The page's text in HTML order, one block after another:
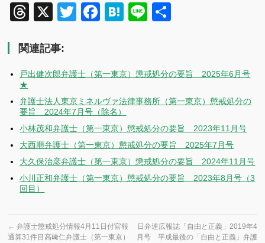
Threads
X Twitter
Facebook
Hatena
Line
関連記事:
戸出健次郎弁護士（第一東京）懲戒処分の要旨 2025年6月号
★
弁護士法人東京ミネルヴァ法律事務所（第一東京）懲戒処分の
要旨 2024年7月号（除名）
小林茂和弁護士（第一東京）懲戒処分の要旨 2023年11月号
大西順弁護士（第一東京）懲戒処分の要旨 2025年7月号
大久保治彦弁護士（第一東京）懲戒処分の要旨 2024年11月号
小川正和弁護士（第一東京）懲戒処分の要旨 2023年8月号（3
回目）
← 弁護士懲戒処分情報4月11日付官報
通算31件目高﨑仁弁護士（第一東京）
日弁連広報誌「自由と正義」2019年4
月号 平成最後の「自由と正義」弁護